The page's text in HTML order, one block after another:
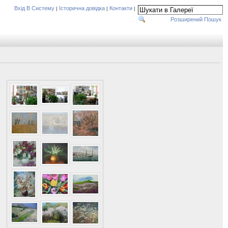
Вхід В Систему | Історична довідка | Контакти |
Розширений Пошук